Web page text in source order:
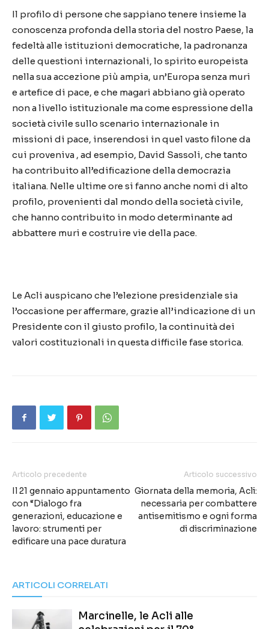
Il profilo di persone che sappiano tenere insieme la
conoscenza profonda della storia del nostro Paese, la
fedeltà alle istituzioni democratiche, la padronanza
delle questioni internazionali, lo spirito europeista
nella sua accezione più ampia, un’Europa senza muri
e artefice di pace, e che magari abbiano già operato
non a livello istituzionale ma come espressione della
società civile sullo scenario internazionale in
missioni di pace, inserendosi in quel vasto filone da
cui proveniva , ad esempio, David Sassoli, che tanto
ha contribuito all’edificazione della democrazia
italiana. Nelle ultime ore si fanno anche nomi di alto
profilo, provenienti dal mondo della società civile,
che hanno contribuito in modo determinante ad
abbattere muri e costruire vie della pace.
Le Acli auspicano che l’elezione presidenziale sia
l’occasione per affermare, grazie all’indicazione di un
Presidente con il giusto profilo, la continuità dei
valori costituzionali in questa difficile fase storica.
Articolo precedente
Il 21 gennaio appuntamento
con “Dialogo fra
generazioni, educazione e
lavoro: strumenti per
edificare una pace duratura
Articolo successivo
Giornata della memoria, Acli:
necessaria per combattere
antisemitismo e ogni forma
di discriminazione
ARTICOLI CORRELATI
Marcinelle, le Acli alle